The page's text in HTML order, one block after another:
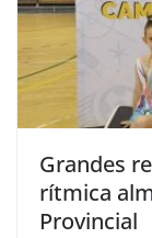
Grandes
rítmica
Provincial